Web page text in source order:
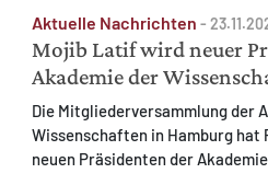
Aktuelle Nachrichten -
Mojib Latif wird neuer
Akademie der
Die Mitgliederversammlung der
Wissenschaften in Hamburg hat
neuen Präsidenten der